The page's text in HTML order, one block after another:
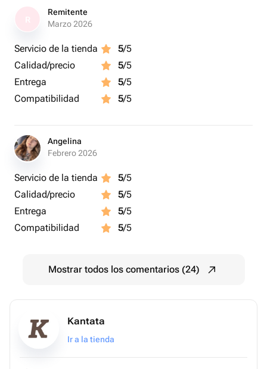
будь то день рождения, Международный женский день
или просто знак внимания — «Тюльпаны» передадут
Remitente
Marzo 2026
Servicio de la tienda 5/5
Calidad/precio
5/5
Entrega
5/5
Compatibilidad
5/5
Angelina
Febrero 2026
Servicio de la tienda 5/5
Calidad/precio
5/5
Entrega
5/5
Compatibilidad
5/5
Mostrar todos los comentarios (24)
Kantata
Ir a la tienda